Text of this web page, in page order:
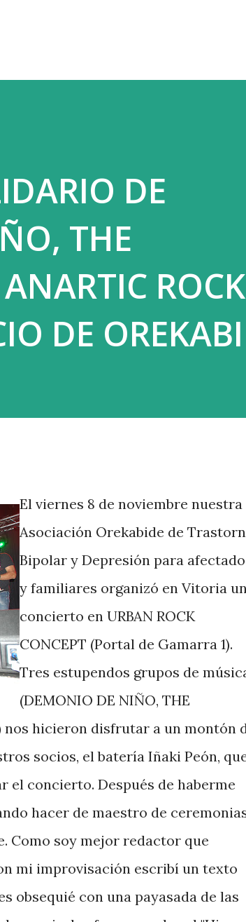
DE
THE
ROCK
DE
El viernes 8 de noviembre nuestra
Asociación Orekabide de
Bipolar y Depresión para
y familiares organizó en Vitoria
concierto en URBAN ROCK
CONCEPT (Portal de Gamarra 1).
Tres estupendos grupos de
(DEMONIO DE NIÑO, THE
nos hicieron disfrutar a un montón
socios, el batería Iñaki Peón,
el concierto. Después de haberme
hacer de maestro de
Como soy mejor redactor que
mi improvisación escribí un texto
obsequié con una payasada de las